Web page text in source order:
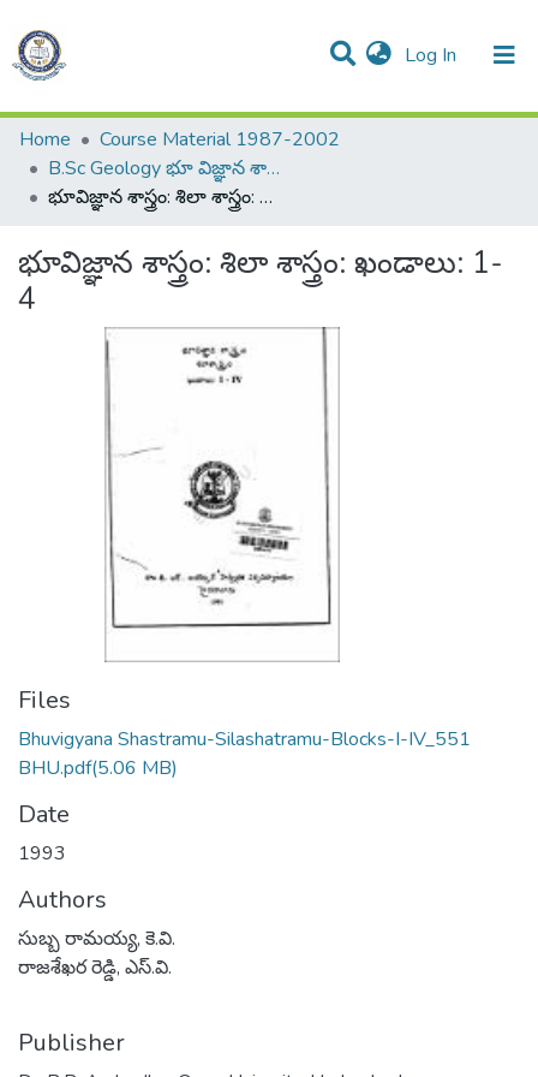
Log In (current)
Communities & Collections
Statistics
All of DSpace
Home
Course Material 1987-2002
B.Sc Geology భూ విజ్ఞాన శాస్త్రం
భూవిజ్ఞాన శాస్త్రం: శిలా శాస్త్రం: ఖండాలు: 1-4
భూవిజ్ఞాన శాస్త్రం: శిలా శాస్త్రం: ఖండాలు: 1-
4
Files
Bhuvigyana Shastramu-Silashatramu-Blocks-I-IV_551
BHU.pdf(5.06 MB)
Date
1993
Authors
సుబ్బ రామయ్య, కె.వి.
రాజశేఖర రెడ్డి, ఎస్.వి.
Publisher